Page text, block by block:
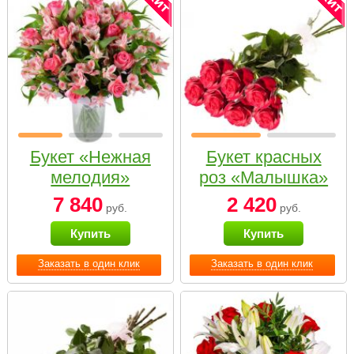
Заказать в один клик
Букет «Нежная
мелодия»
7 840 руб.
Купить
Заказать в один клик
Букет красных
роз «Малышка»
2 420руб.
Купить